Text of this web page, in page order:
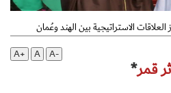
الاستراتيجية بين الهند وعُمان
A+
A A-
*